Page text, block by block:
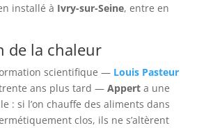
installé à Ivry-sur-Seine, entre en
de la chaleur
scientifique — Louis Pasteur
ans plus tard — Apperta une
: si l’on chauffe des aliments dans
clos, ils ne s’altèrent